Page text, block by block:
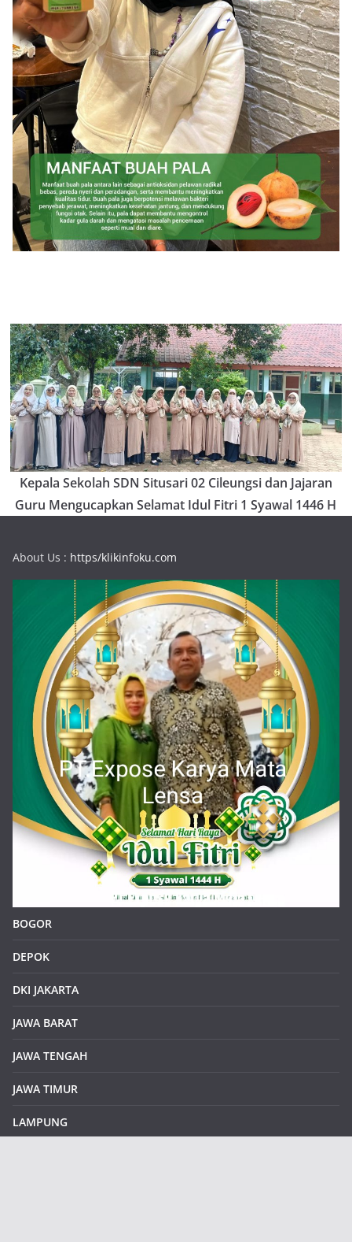
Kepala Sekolah SDN Situsari 02 Cileungsi dan Jajaran
Guru Mengucapkan Selamat Idul Fitri 1 Syawal 1446 H
About Us : https/klikinfoku.com
BOGOR
DEPOK
DKI JAKARTA
JAWA BARAT
JAWA TENGAH
JAWA TIMUR
LAMPUNG